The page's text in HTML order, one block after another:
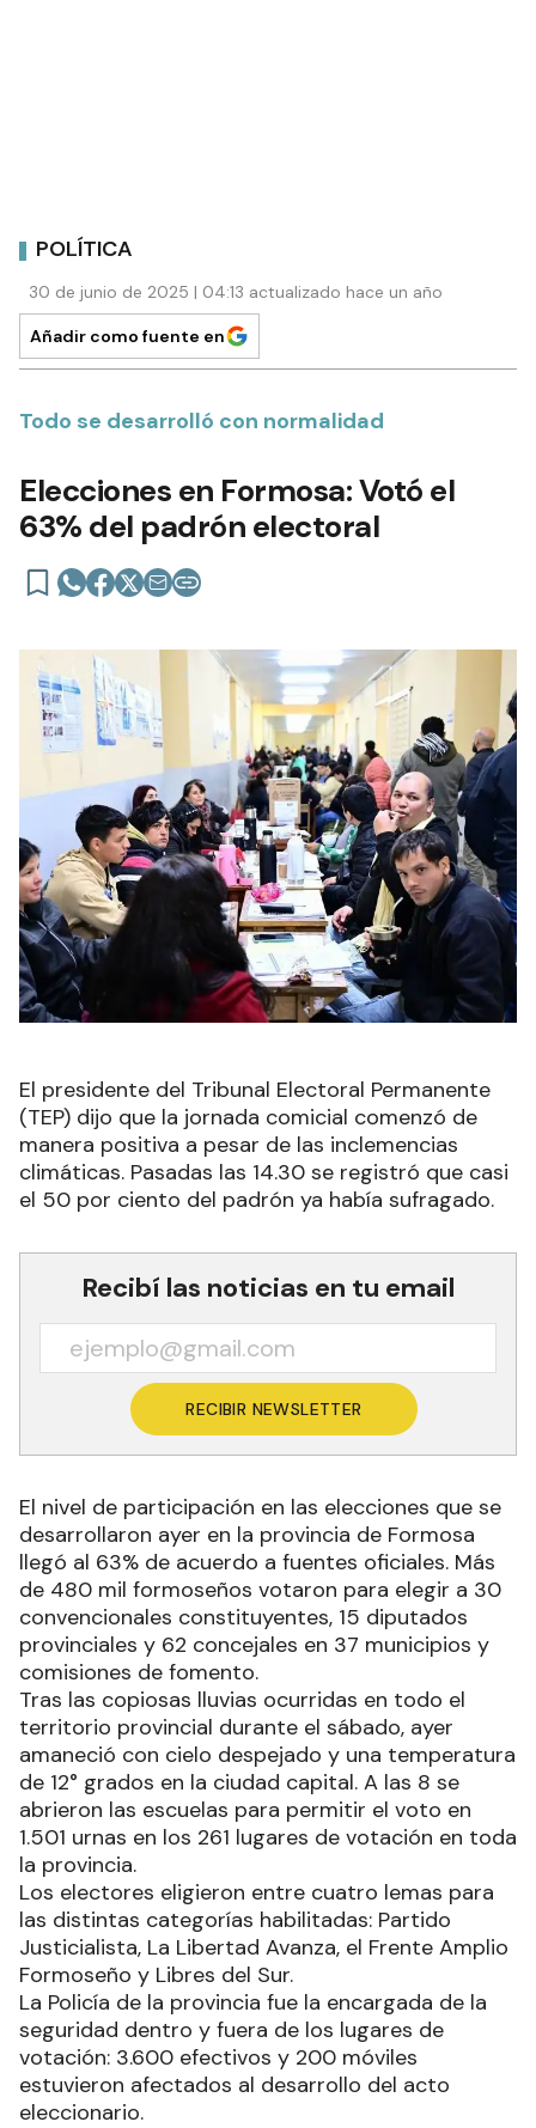
POLÍTICA
30 de junio de 2025 | 04:13 actualizado hace un año
Añadir como fuente en
Todo se desarrolló con normalidad
Elecciones en Formosa: Votó el
63% del padrón electoral
El presidente del Tribunal Electoral Permanente
(TEP) dijo que la jornada comicial comenzó de
manera positiva a pesar de las inclemencias
climáticas. Pasadas las 14.30 se registró que casi
el 50 por ciento del padrón ya había sufragado.
Recibí las noticias en tu email
RECIBIR NEWSLETTER
El nivel de participación en las elecciones que se
desarrollaron ayer en la provincia de Formosa
llegó al 63% de acuerdo a fuentes oficiales. Más
de 480 mil formoseños votaron para elegir a 30
convencionales constituyentes, 15 diputados
provinciales y 62 concejales en 37 municipios y
comisiones de fomento.
Tras las copiosas lluvias ocurridas en todo el
territorio provincial durante el sábado, ayer
amaneció con cielo despejado y una temperatura
de 12° grados en la ciudad capital. A las 8 se
abrieron las escuelas para permitir el voto en
1.501 urnas en los 261 lugares de votación en toda
la provincia.
Los electores eligieron entre cuatro lemas para
las distintas categorías habilitadas: Partido
Justicialista, La Libertad Avanza, el Frente Amplio
Formoseño y Libres del Sur.
La Policía de la provincia fue la encargada de la
seguridad dentro y fuera de los lugares de
votación: 3.600 efectivos y 200 móviles
estuvieron afectados al desarrollo del acto
eleccionario.